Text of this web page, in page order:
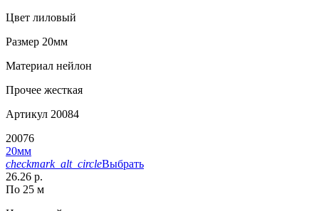
Цвет лиловый
Размер 20мм
Материал нейлон
Прочее жесткая
Артикул 20084
20076
20мм
checkmark_alt_circleВыбрать
26.26 р.
По 25 м